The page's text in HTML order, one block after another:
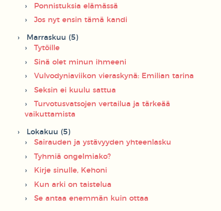
Ponnistuksia elämässä
Jos nyt ensin tämä kandi
Marraskuu (5)
Tytöille
Sinä olet minun ihmeeni
Vulvodyniaviikon vieraskynä: Emilian tarina
Seksin ei kuulu sattua
Turvotusvatsojen vertailua ja tärkeää
vaikuttamista
Lokakuu (5)
Sairauden ja ystävyyden yhteenlasku
Tyhmiä ongelmiako?
Kirje sinulle, Kehoni
Kun arki on taistelua
Se antaa enemmän kuin ottaa